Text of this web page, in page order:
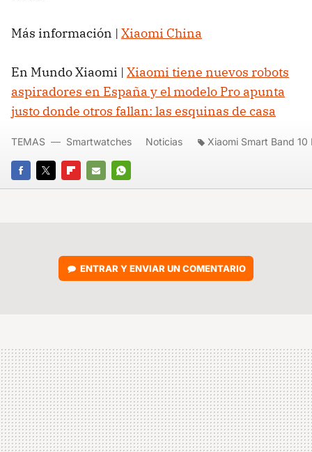
Más información | Xiaomi China
En Mundo Xiaomi | Xiaomi tiene nuevos robots
aspiradores en España y el modelo Pro apunta
justo donde otros fallan: las esquinas de casa
FACEBOOK
TWITTERFLIPBOARD
E-
WHATSAPP
TEMAS Smartwatches Noticias Xiaomi Smart Band 10
ENTRAR Y ENVIAR UN COMENTARIO